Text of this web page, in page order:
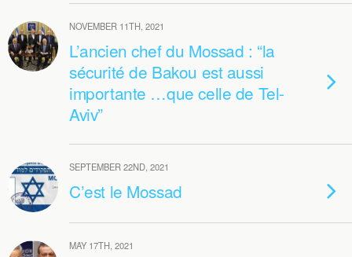
NOVEMBER 11TH, 2021
L’ancien chef du Mossad : “la
sécurité de Bakou est aussi
importante …que celle de Tel-
Aviv”
SEPTEMBER 22ND, 2021
C’est le Mossad
MAY 17TH, 2021